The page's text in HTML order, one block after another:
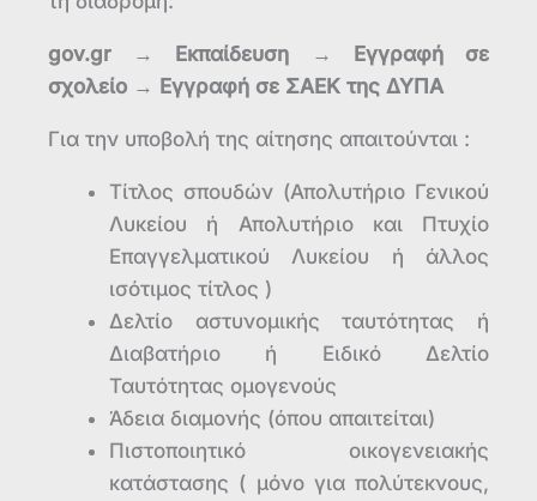
gov.gr → Εκπαίδευση → Εγγραφή σε
σχολείο → Εγγραφή σε ΣΑΕΚ της ΔΥΠΑ
Για την υποβολή της αίτησης απαιτούνται :
Τίτλος σπουδών (Απολυτήριο Γενικού
Λυκείου ή Απολυτήριο και Πτυχίο
Επαγγελματικού Λυκείου ή άλλος
ισότιμος τίτλος )
Δελτίο αστυνομικής ταυτότητας ή
Διαβατήριο ή Ειδικό Δελτίο
Ταυτότητας ομογενούς
Άδεια διαμονής (όπου απαιτείται)
Πιστοποιητικό οικογενειακής
κατάστασης ( μόνο για πολύτεκνους,